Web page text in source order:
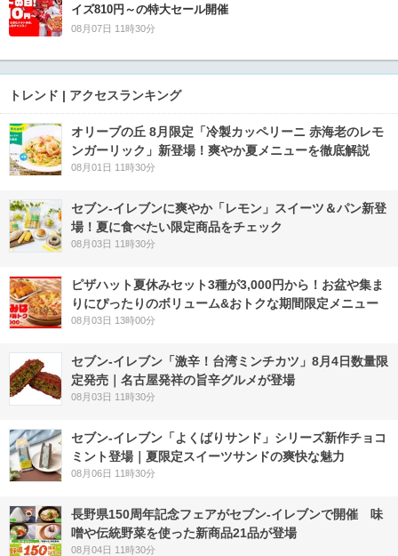
イズ810円～の特大セール開催
08月07日 11時30分
トレンド | アクセスランキング
オリーブの丘 8月限定「冷製カッペリーニ 赤海老のレモ
ンガーリック」新登場！爽やか夏メニューを徹底解説
08月01日 11時30分
セブン‐イレブンに爽やか「レモン」スイーツ＆パン新登
場！夏に食べたい限定商品をチェック
08月03日 11時30分
ピザハット夏休みセット3種が3,000円から！お盆や集ま
りにぴったりのボリューム&おトクな期間限定メニュー
08月03日 13時00分
セブン-イレブン「激辛！台湾ミンチカツ」8月4日数量限
定発売｜名古屋発祥の旨辛グルメが登場
08月03日 11時30分
セブン‐イレブン「よくばりサンド」シリーズ新作チョコ
ミント登場｜夏限定スイーツサンドの爽快な魅力
08月06日 11時30分
長野県150周年記念フェアがセブン-イレブンで開催 味
噌や伝統野菜を使った新商品21品が登場
08月04日 11時30分